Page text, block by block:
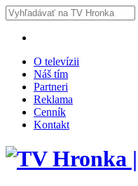
O televízii
Náš tím
Partneri
Reklama
Cenník
Kontakt